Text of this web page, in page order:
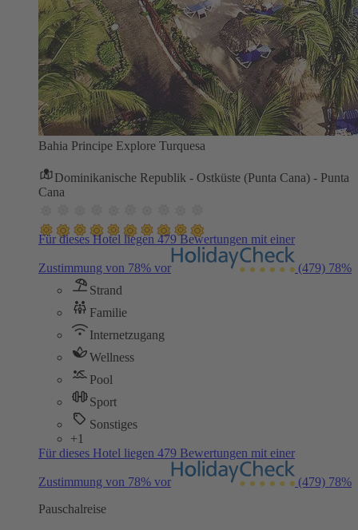
Bahia Principe Explore Turquesa
Dominikanische Republik - Ostküste (Punta Cana) - Punta
Cana
Für dieses Hotel liegen 479 Bewertungen mit einer
Zustimmung von 78% vor (479) 78%
Strand
Familie
Internetzugang
Wellness
Pool
Sport
Sonstiges
+1
Für dieses Hotel liegen 479 Bewertungen mit einer
Zustimmung von 78% vor (479) 78%
Pauschalreise